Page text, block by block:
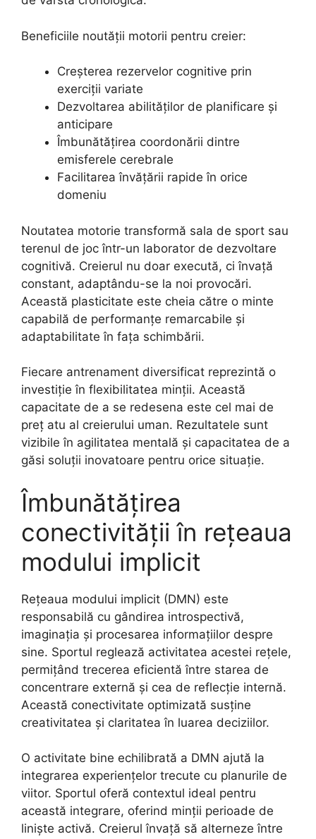
Beneficiile noutății motorii pentru creier:
Creșterea rezervelor cognitive prin
exerciții variate
Dezvoltarea abilităților de planificare și
anticipare
Îmbunătățirea coordonării dintre
emisferele cerebrale
Facilitarea învățării rapide în orice
domeniu
Noutatea motorie transformă sala de sport sau
terenul de joc într-un laborator de dezvoltare
cognitivă. Creierul nu doar execută, ci învață
constant, adaptându-se la noi provocări.
Această plasticitate este cheia către o minte
capabilă de performanțe remarcabile și
adaptabilitate în fața schimbării.
Fiecare antrenament diversificat reprezintă o
investiție în flexibilitatea minții. Această
capacitate de a se redesena este cel mai de
preț atu al creierului uman. Rezultatele sunt
vizibile în agilitatea mentală și capacitatea de a
găsi soluții inovatoare pentru orice situație.
Îmbunătățirea
conectivității în rețeaua
modului implicit
Rețeaua modului implicit (DMN) este
responsabilă cu gândirea introspectivă,
imaginația și procesarea informațiilor despre
sine. Sportul reglează activitatea acestei rețele,
permițând trecerea eficientă între starea de
concentrare externă și cea de reflecție internă.
Această conectivitate optimizată susține
creativitatea și claritatea în luarea deciziilor.
O activitate bine echilibrată a DMN ajută la
integrarea experiențelor trecute cu planurile de
viitor. Sportul oferă contextul ideal pentru
această integrare, oferind minții perioade de
liniște activă. Creierul învață să alterneze între